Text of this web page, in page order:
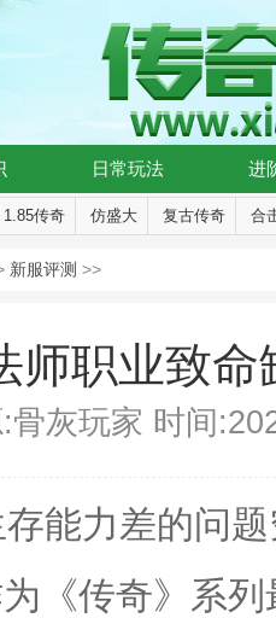
日常玩法 进
1.85传奇 仿盛大 复古传奇 合
新服评测 >>
师职业致
骨灰玩家 时间
能力差的问
《传奇》系